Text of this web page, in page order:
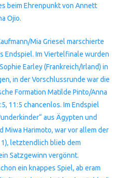
beim Ehrenpunkt von Annett
Ojio.
Mia Griesel marschierte
Endspiel. Im Viertelfinale wurden
Earley (Frankreich/Irland) in
in der Vorschlussrunde war die
Formation Matilde Pinto/Anna
11:5 chancenlos. Im Endspiel
aus Ägypten und
Miwa Harimoto, war vor allem der
letztendlich blieb dem
Satzgewinn vergönnt.
ein knappes Spiel, ab eram